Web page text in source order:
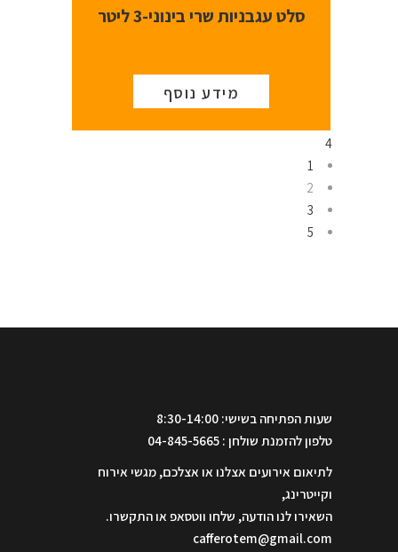
סלט עגבניות שרי בינוני-3 ליטר
מידע נוסף
4
1
2
3
5
שעות הפתיחה בשישי: 8:30-14:00
טלפון להזמנת שולחן : 04-845-5665
לתיאום אירועים אצלנו או אצלכם, מגשי אירוח
וקייטרינג,
השאירו לנו הודעה, שלחו ווטסאפ או התקשרו.
cafferotem@gmail.com